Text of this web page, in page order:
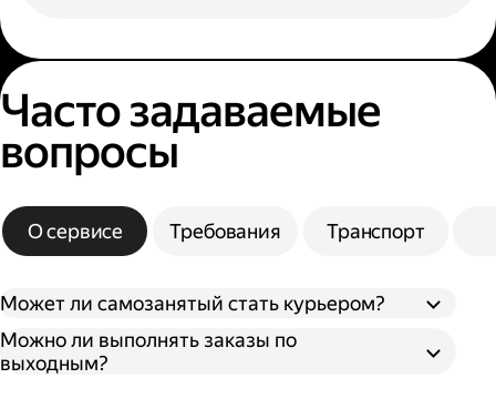
Часто задаваемые
вопросы
О сервисе Требования Транспорт
Может ли самозанятый стать курьером?
Можно ли выполнять заказы по
выходным?